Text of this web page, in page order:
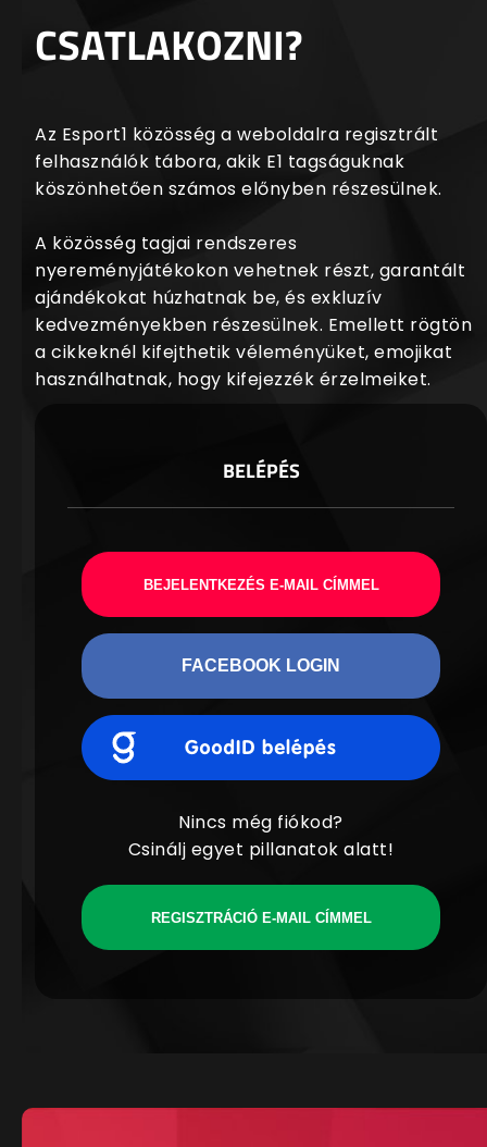
CSATLAKOZNI?
Az Esport1 közösség a weboldalra regisztrált
felhasználók tábora, akik E1 tagságuknak
köszönhetően számos előnyben részesülnek.
A közösség tagjai rendszeres
nyereményjátékokon vehetnek részt, garantált
ajándékokat húzhatnak be, és exkluzív
kedvezményekben részesülnek. Emellett rögtön
a cikkeknél kifejthetik véleményüket, emojikat
használhatnak, hogy kifejezzék érzelmeiket.
BELÉPÉS
BEJELENTKEZÉS E-MAIL CÍMMEL
FACEBOOK LOGIN
Nincs még fiókod?
Csinálj egyet pillanatok alatt!
REGISZTRÁCIÓ E-MAIL CÍMMEL